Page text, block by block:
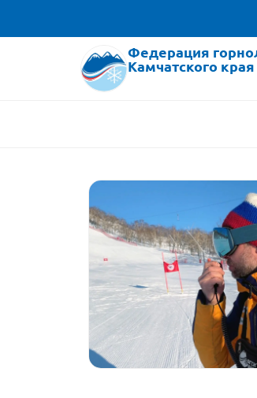
Федерация
Камчатского края